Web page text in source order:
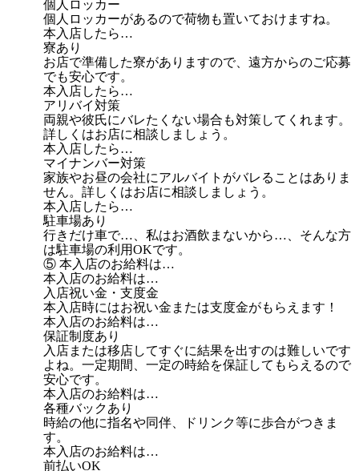
個人ロッカー
個人ロッカーがあるので荷物も置いておけますね。
本入店したら…
寮あり
お店で準備した寮がありますので、遠方からのご応募
でも安心です。
本入店したら…
アリバイ対策
両親や彼氏にバレたくない場合も対策してくれます。
詳しくはお店に相談しましょう。
本入店したら…
マイナンバー対策
家族やお昼の会社にアルバイトがバレることはありま
せん。詳しくはお店に相談しましょう。
本入店したら…
駐車場あり
行きだけ車で…、私はお酒飲まないから…、そんな方
は駐車場の利用OKです。
⑤ 本入店のお給料は…
本入店のお給料は…
入店祝い金・支度金
本入店時にはお祝い金または支度金がもらえます！
本入店のお給料は…
保証制度あり
入店または移店してすぐに結果を出すのは難しいです
よね。一定期間、一定の時給を保証してもらえるので
安心です。
本入店のお給料は…
各種バックあり
時給の他に指名や同伴、ドリンク等に歩合がつきま
す。
本入店のお給料は…
前払いOK